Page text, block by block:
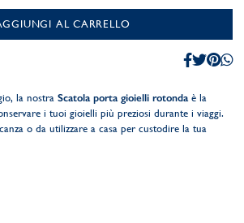
AL CARRELLO
la nostra Scatola porta gioielli rotondaè la
i tuoi gioielli più preziosi durante i viaggi.
o da utilizzare a casa per custodire la tua